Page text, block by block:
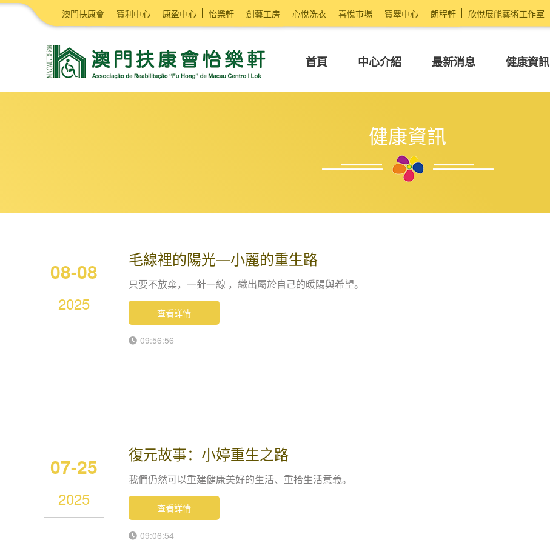
澳門扶康會 寶利中心 康盈中心 怡樂軒 創藝工房 心悅洗衣 喜悅市場 寶翠中心 朗程軒 欣悅展能藝術工作室
首頁 中心介紹 最新消息 健康資訊
健康資訊
08-08
2025
毛線裡的陽光—小麗的重生路
只要不放棄，一針一線 ，織出屬於自己的暖陽與希望。
查看詳情
09:56:56
07-25
2025
復元故事：小婷重生之路
我們仍然可以重建健康美好的生活、重拾生活意義。
查看詳情
09:06:54